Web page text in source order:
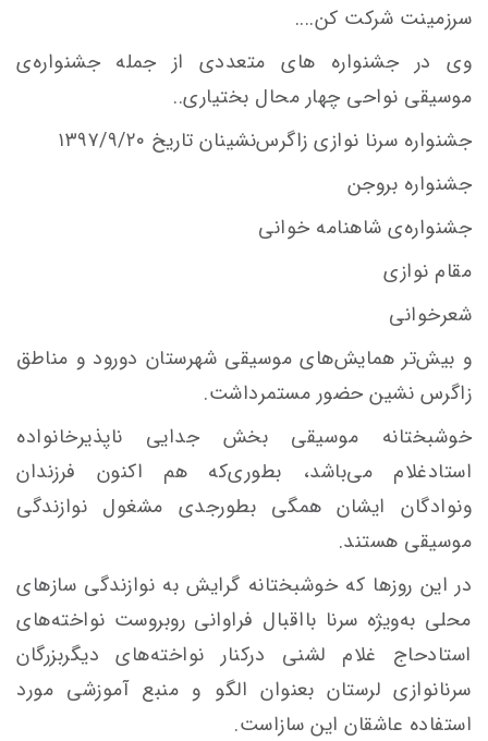
سرزمینت شرکت کن....
وی در جشنواره های متعددی از جمله جشنواره‌ی
موسیقی نواحی چهار محال بختیاری..
جشنواره سرنا نوازی زاگرس‌نشینان تاریخ ۱۳۹۷/۹/۲۰
جشنواره بروجن
جشنواره‌ی شاهنامه خوانی
مقام نوازی
شعرخوانی
و بیش‌تر همایش‌های موسیقی شهرستان دورود و‌ مناطق
زاگرس نشین حضور مستمرداشت.
خوشبختانه موسیقی بخش جدایی ناپذیرخانواده
استادغلام می‌باشد، بطوری‌که هم اکنون فرزندان
ونوادگان ایشان همگی بطورجدی مشغول نوازندگی
موسیقی هستند.
در این روزها که خوشبختانه گرایش به نوازندگی سازهای
محلی به‌ویژه سرنا بااقبال فراوانی روبروست نواخته‌های
استادحاج غلام لشنی درکنار نواخته‌های دیگربزرگان
سرنانوازی لرستان بعنوان الگو و منبع آموزشی مورد
استفاده عاشقان این سازاست.